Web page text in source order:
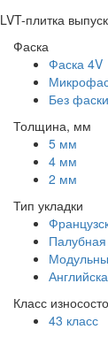
LVT-плитка
Фаска
Фаска 4V
Без фаски
Толщина, мм
5 мм
4 мм
2 мм
Тип укладки
Палубная
Класс
43 класс